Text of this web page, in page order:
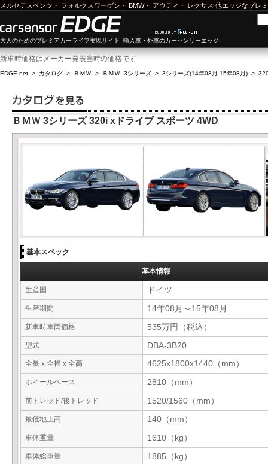
メルセデスベンツ ・ フォルクスワーゲン ・ BMW・ アウディ ・ レクサス 他エッジなプレ
大人のためのプレミアカーライフ実現サイト 輸入車・外車のカーセンサーエッジ
新車時価格はメーカー発表当時の価格です
EDGE.net > カタログ > ＢＭＷ > ＢＭＷ 3シリーズ > 3シリーズ(14年08月-15年08月) >
ＢＭＷ 3シリーズ 320i xドライブ スポーツ 4WD
基本スペック
基本情報
生産国 ドイツ
生産期間 14年08月～15年08月
新車時車両価格 535万円（税込）
型式 DBA-3B20
全長ｘ全幅ｘ全高 4625x1800x1440（mm）
ホイールベース 2810（mm）
前トレッド/後トレッド 1520/1560（mm）
最低地上高 140（mm）
車体重量 1610（kg）
車体総重量 1885（kg）